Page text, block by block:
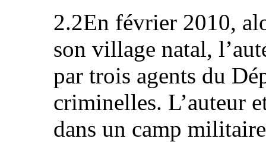
2.2En février 2010,
son village natal,
par trois agents du
criminelles. L’auteur
dans un camp